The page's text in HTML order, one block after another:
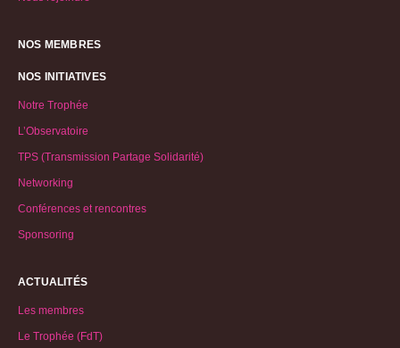
NOS MEMBRES
NOS INITIATIVES
Notre Trophée
L’Observatoire
TPS (Transmission Partage Solidarité)
Networking
Conférences et rencontres
Sponsoring
ACTUALITÉS
Les membres
Le Trophée (FdT)